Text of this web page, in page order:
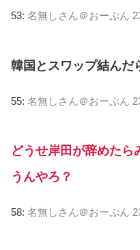
53: 名無しさん＠おーぷん
韓国とスワップ結んだ
55: 名無しさん＠おーぷん
どうせ岸田が辞めたら
うんやろ？
58: 名無しさん＠おーぷん